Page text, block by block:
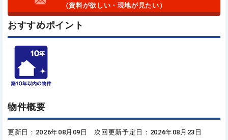
（資料が欲しい・現地が見たい）
おすすめポイント
物件概要
更新日：2026年08月09日 次回更新予定日：2026年08月23日